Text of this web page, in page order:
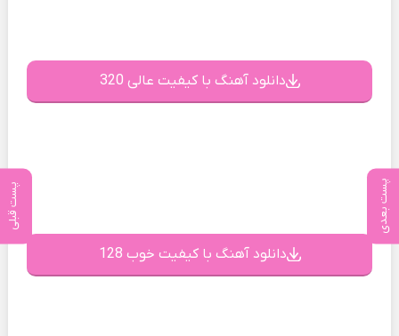
پست بعدی پست قبلی
دانلود آهنگ با کیفیت عالی 320
دانلود آهنگ با کیفیت خوب 128